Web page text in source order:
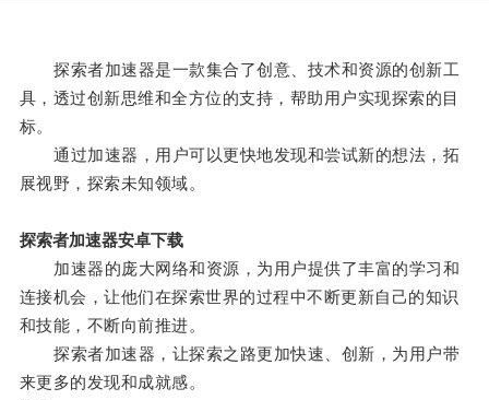
探索者加速器是一款集合了创意、技术和资源的创新工
具，透过创新思维和全方位的支持，帮助用户实现探索的目
标。
通过加速器，用户可以更快地发现和尝试新的想法，拓
展视野，探索未知领域。
探索者加速器安卓下载
加速器的庞大网络和资源，为用户提供了丰富的学习和
连接机会，让他们在探索世界的过程中不断更新自己的知识
和技能，不断向前推进。
探索者加速器，让探索之路更加快速、创新，为用户带
来更多的发现和成就感。